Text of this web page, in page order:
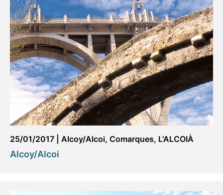
25/01/2017 Alcoy/Alcoi, Comarques, L'ALCOIÀ
Alcoy/Alcoi